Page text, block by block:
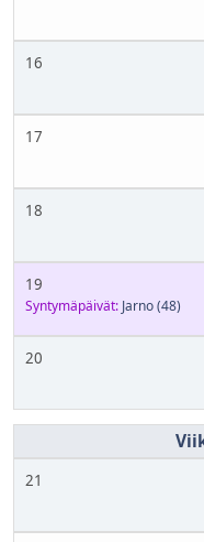
16
17
18
19
Syntymäpäivät: Jarno(48)
20
21